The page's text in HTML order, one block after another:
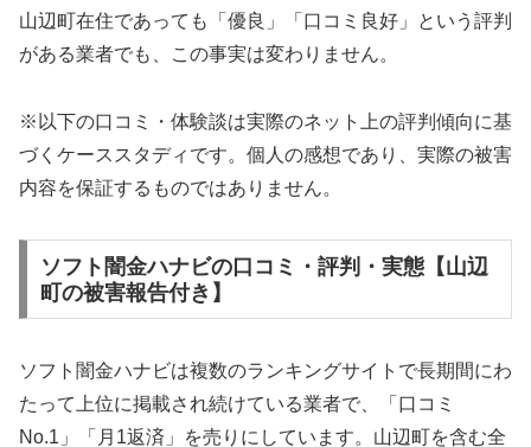
山辺町在住であっても「優良」「口コミ良好」という評判
がある業者でも、この事実は変わりません。
※以下の口コミ・体験談は実際のネット上の評判傾向に基
づくケーススタディです。個人の感想であり、実際の被害
内容を保証するものではありません。
ソフト闇金ハナビの口コミ・評判・実態【山辺
町の被害報告付き】
ソフト闇金ハナビは複数のランキングサイトで長期間にわ
たって上位に掲載され続けている業者で、「口コミ
No.1」「月1返済」を売りにしています。山辺町を含む全